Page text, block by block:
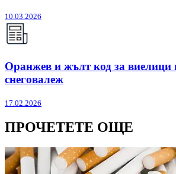
10.03.2026
Оранжев и жълт код за виелици
снеговалеж
17.02.2026
ПРОЧЕТЕТЕ ОЩЕ